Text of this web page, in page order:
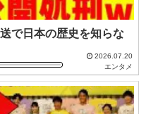
で日本の歴史を知らな
2026.07.20
エンタメ